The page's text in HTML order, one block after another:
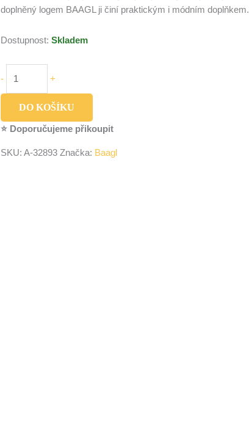
doplněný logem BAAGL ji činí praktickým i módním doplňkem.
Dostupnost: Skladem
- +
DO KOŠÍKU
⭐ Doporučujeme přikoupit
SKU: A-32893 Značka: Baagl